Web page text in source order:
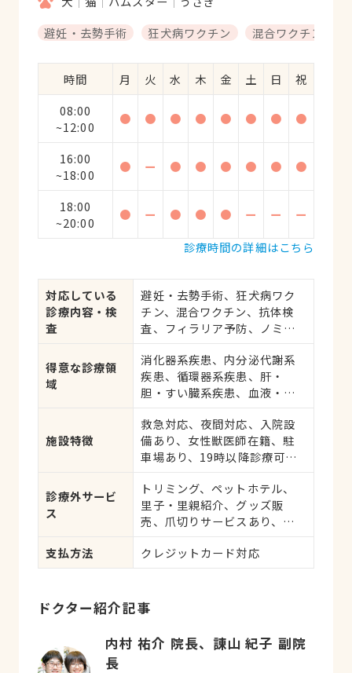
避妊・去勢手術
狂犬病ワクチン 混合ワクチン
時間 月 火 水 木 金 土 日
祝
08:00
~12:00
● ● ● ● ● ● ● ●
16:00
~18:00
● ー ● ● ● ● ● ●
18:00
~20:00
● ー ● ● ● ー ー
ー
診療時間の詳細はこちら
対応している
診療内容・検
査
避妊・去勢手術、狂犬病ワク
チン、混合ワクチン、抗体検
査、フィラリア予防、ノミ・
応、健康診断、各種検査、外
科手術
得意な診療領
域
消化器系疾患、内分泌代謝系
疾患、循環器系疾患、肝・
胆・すい臓系疾患、血液・免
器系疾患、腎・泌尿器系疾
患、生殖器系疾患、腫瘍・が
ん、アレルギー、歯と口腔系
施設特徴
救急対応、夜間対応、入院設
備あり、女性獣医師在籍、駐
車場あり、19時以降診療可、
日診療
診療外サービ
ス
トリミング、ペットホテル、
里子・里親紹介、グッズ販
売、爪切りサービスあり、し
支払方法
クレジットカード対応
ドクター紹介記事
内村 祐介 院長、諌山 紀子 副院
長